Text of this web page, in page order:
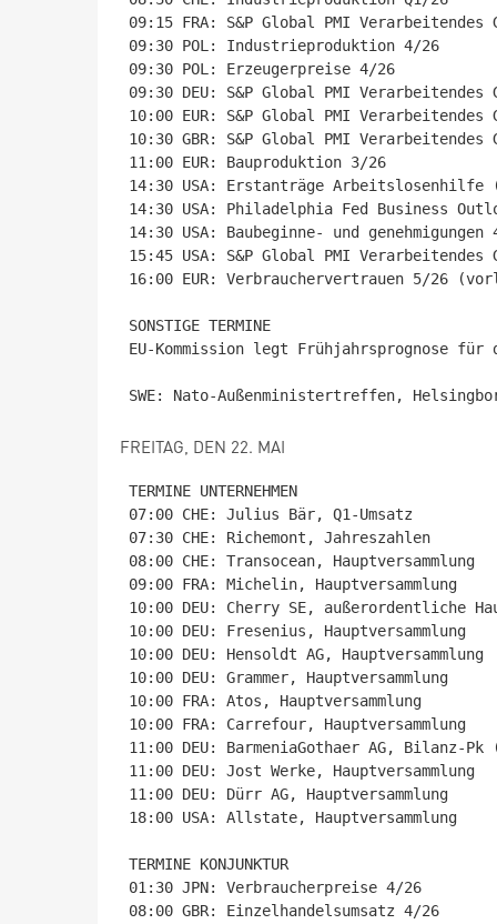
09:15 FRA: S&P Global PMI
09:30 POL: Industrieproduktion 4/26
09:30 POL: Erzeugerpreise 4/26
09:30 DEU: S&P Global PMI
10:00 EUR: S&P Global PMI
10:30 GBR: S&P Global PMI
11:00 EUR: Bauproduktion 3/26
14:30 USA: Erstanträge Arbeitslosenhilfe
14:30 USA: Philadelphia Fed Business
14:30 USA: Baubeginne- und genehmigungen
15:45 USA: S&P Global PMI
16:00 EUR: Verbrauchervertrauen 5/26
SONSTIGE TERMINE
EU-Kommission legt Frühjahrsprognose
FREITAG, DEN 22. MAI
TERMINE UNTERNEHMEN
07:00 CHE: Julius Bär, Q1-Umsatz
07:30 CHE: Richemont, Jahreszahlen
08:00 CHE: Transocean, Hauptversammlung
09:00 FRA: Michelin, Hauptversammlung
10:00 DEU: Cherry SE, außerordentliche
10:00 DEU: Fresenius, Hauptversammlung
10:00 DEU: Hensoldt AG, Hauptversammlung
10:00 DEU: Grammer, Hauptversammlung
10:00 FRA: Atos, Hauptversammlung
10:00 FRA: Carrefour, Hauptversammlung
11:00 DEU: BarmeniaGothaer AG, Bilanz-
11:00 DEU: Jost Werke, Hauptversammlung
11:00 DEU: Dürr AG, Hauptversammlung
18:00 USA: Allstate, Hauptversammlung
TERMINE KONJUNKTUR
01:30 JPN: Verbraucherpreise 4/26
08:00 GBR: Einzelhandelsumsatz 4/26